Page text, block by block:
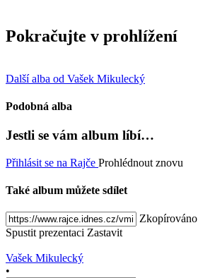
Pokračujte v prohlížení
Další alba od Vašek Mikulecký
Podobná alba
Jestli se vám album líbí…
Přihlásit se na Rajče Prohlédnout znovu
Také album můžete sdílet
Zkopírováno
Spustit prezentaci Zastavit
Vašek Mikulecký
•